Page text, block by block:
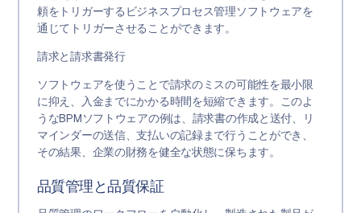
頼をトリガーするビジネスプロセス管理ソフトウェアを
通じてトリガーさせることができます。
請求と請求書発行
ソフトウェアを使うことで請求のミスの可能性を最小限
に抑え、入金までにかかる時間を短縮できます。このよ
うなBPMソフトウェアの例は、請求書の作成と送付、リ
マインダーの送信、支払いの記録まで行うことができ、
その結果、企業の財務を健全な状態に保ちます。
品質管理と品質保証